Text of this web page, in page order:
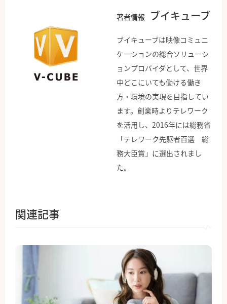
著者情報 ブイキューブ
ブイキューブは映像コミュニ
ケーションの総合ソリューシ
ョンプロバイダとして、世界
中どこにいても働ける働き
方・環境の実現を目指してい
ます。創業時よりテレワーク
を活用し、2016年には総務省
「テレワーク先駆者百選 総
務大臣賞」に選出されまし
た。
関連記事